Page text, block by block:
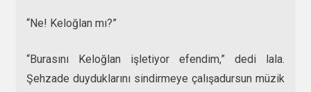
“Ne! Keloğlan mı?”
“Burasını Keloğlan işletiyor efendim,” dedi lala.
Şehzade duyduklarını sindirmeye çalışadursun müzik